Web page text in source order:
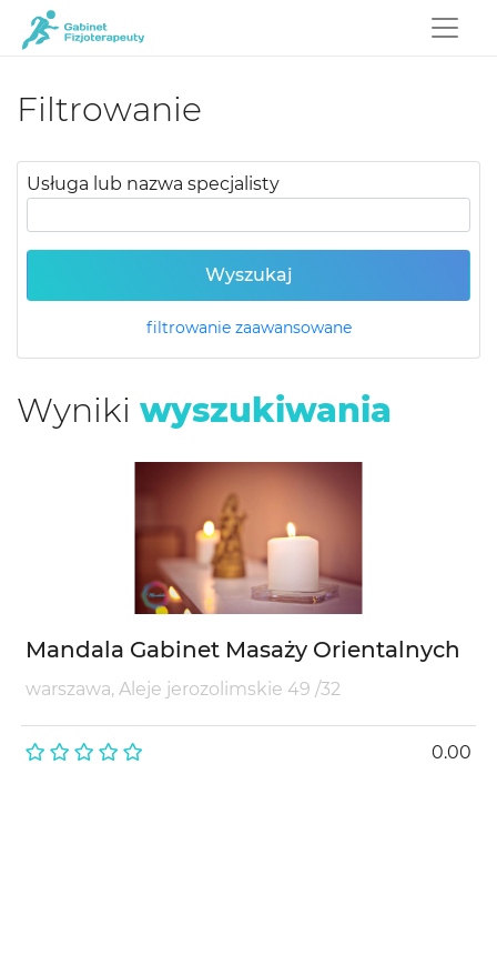
Filtrowanie
Usługa lub nazwa specjalisty
Wyszukaj
filtrowanie zaawansowane
Wyniki wyszukiwania
Mandala Gabinet Masaży Orientalnych
warszawa, Aleje jerozolimskie 49 /32
0.00